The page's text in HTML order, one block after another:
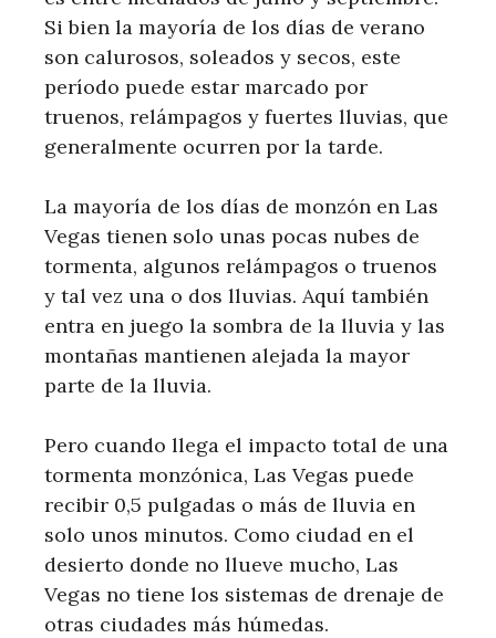
Si bien la mayoría de los días de verano
son calurosos, soleados y secos, este
período puede estar marcado por
truenos, relámpagos y fuertes lluvias, que
generalmente ocurren por la tarde.
La mayoría de los días de monzón en Las
Vegas tienen solo unas pocas nubes de
tormenta, algunos relámpagos o truenos
y tal vez una o dos lluvias. Aquí también
entra en juego la sombra de la lluvia y las
montañas mantienen alejada la mayor
parte de la lluvia.
Pero cuando llega el impacto total de una
tormenta monzónica, Las Vegas puede
recibir 0,5 pulgadas o más de lluvia en
solo unos minutos. Como ciudad en el
desierto donde no llueve mucho, Las
Vegas no tiene los sistemas de drenaje de
otras ciudades más húmedas.